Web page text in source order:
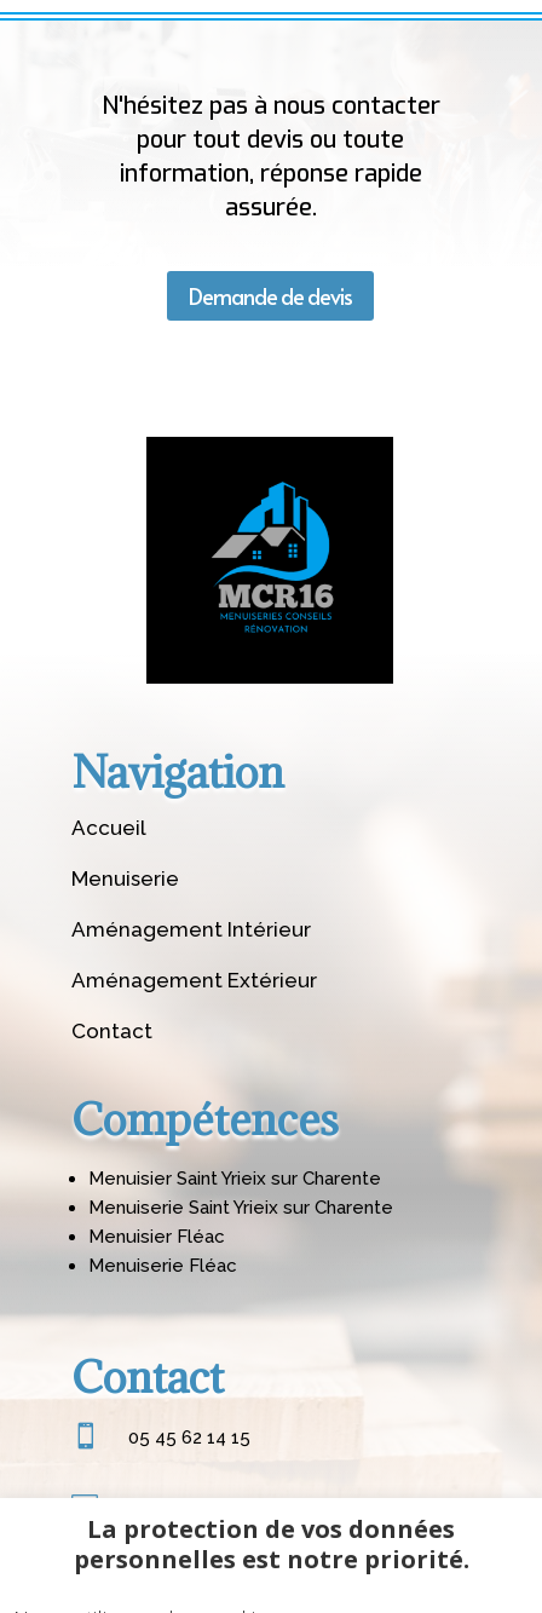
N'hésitez pas à nous contacter
pour tout devis ou toute
information, réponse rapide
assurée.
Demande de devis
Navigation
Accueil
Menuiserie
Aménagement Intérieur
Aménagement Extérieur
Contact
Compétences
Menuisier Saint Yrieix sur Charente
Menuiserie Saint Yrieix sur Charente
Menuisier Fléac
Menuiserie Fléac
Contact
 05 45 62 14 15

 Le Cerisier 16290 Asnières-sur-Nouère
La protection de vos données
personnelles est notre priorité.